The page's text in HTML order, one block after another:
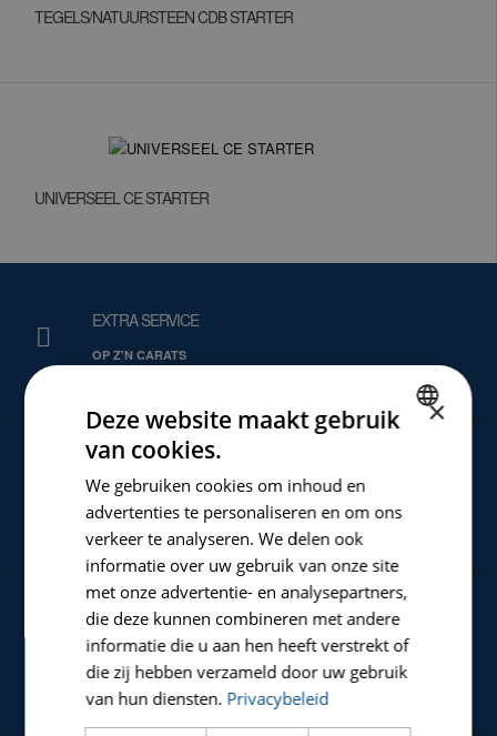
TEGELS/NATUURSTEEN CDB STARTER
UNIVERSEEL CE STARTER
EXTRA SERVICE
OP Z'N CARATS
CARAT NIEUWS
VOOR ALLE NIEUWTJES EN ACTIES
ORGANISATIE
WAAR STAAN WIJ VOOR?
×
Deze website maakt gebruik
van cookies.
We gebruiken cookies om inhoud en
advertenties te personaliseren en om ons
verkeer te analyseren. We delen ook
informatie over uw gebruik van onze site
met onze advertentie- en analysepartners,
die deze kunnen combineren met andere
informatie die u aan hen heeft verstrekt of
die zij hebben verzameld door uw gebruik
van hun diensten. Privacybeleid